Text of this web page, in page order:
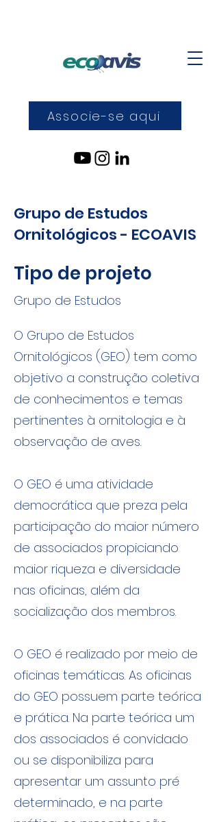
Associe-se aqui
Grupo de Estudos
Ornitológicos - ECOAVIS
Tipo de projeto
Grupo de Estudos
O Grupo de Estudos
Ornitológicos (GEO) tem como
objetivo a construção coletiva
de conhecimentos e temas
pertinentes à ornitologia e à
observação de aves.
O GEO é uma atividade
democrática que preza pela
participação do maior número
de associados propiciando
maior riqueza e diversidade
nas oficinas, além da
socialização dos membros.
O GEO é realizado por meio de
oficinas temáticas. As oficinas
do GEO possuem parte teórica
e prática. Na parte teórica um
dos associados é convidado
ou se disponibiliza para
apresentar um assunto pré
determinado, e na parte